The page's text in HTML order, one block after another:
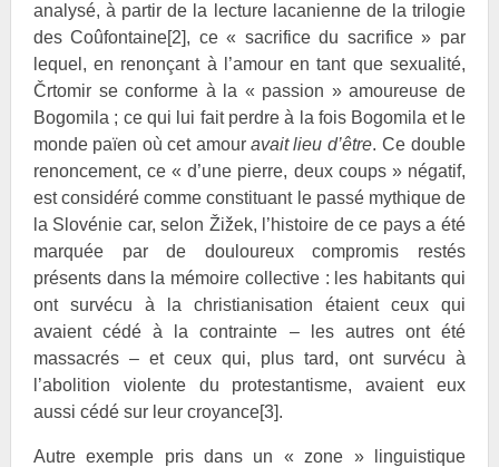
analysé, à partir de la lecture lacanienne de la trilogie
des Coûfontaine[2], ce « sacrifice du sacrifice » par
lequel, en renonçant à l’amour en tant que sexualité,
Črtomir se conforme à la « passion » amoureuse de
Bogomila ; ce qui lui fait perdre à la fois Bogomila et le
monde païen où cet amour avait lieu d’être. Ce double
renoncement, ce « d’une pierre, deux coups » négatif,
est considéré comme constituant le passé mythique de
la Slovénie car, selon Žižek, l’histoire de ce pays a été
marquée par de douloureux compromis restés
présents dans la mémoire collective : les habitants qui
ont survécu à la christianisation étaient ceux qui
avaient cédé à la contrainte – les autres ont été
massacrés – et ceux qui, plus tard, ont survécu à
l’abolition violente du protestantisme, avaient eux
aussi cédé sur leur croyance[3].
Autre exemple pris dans un « zone » linguistique